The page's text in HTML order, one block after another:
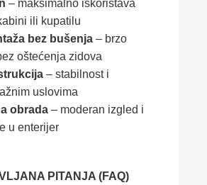
– maksimalno iskorištava
ili kupatilu
bez bušenja – brzo
oštećenja zidova
– stabilnost i
uslovima
obrada – moderan izgled i
u enterijer
PITANJA (FAQ)